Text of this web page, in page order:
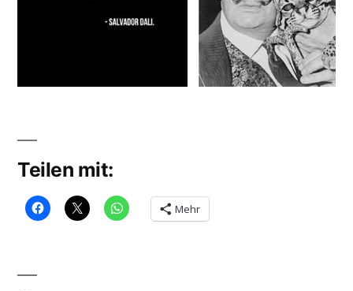
Teilen mit:
Mehr